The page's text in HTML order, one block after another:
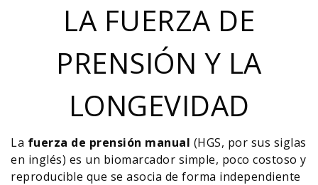
LA FUERZA DE
PRENSIÓN Y LA
LONGEVIDAD
La fuerza de prensión manual (HGS, por sus siglas
en inglés) es un biomarcador simple, poco costoso y
reproducible que se asocia de forma independiente